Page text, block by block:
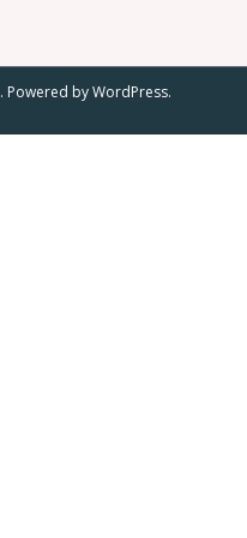
. Powered byWordPress.